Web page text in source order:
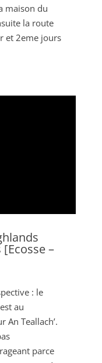
maison du
la route
et 2eme jours
–
: le
au
An Teallach’.
parce